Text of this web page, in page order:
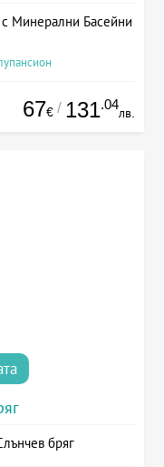
Минерални Басейни
67€ / 131.04
лв.
бряг